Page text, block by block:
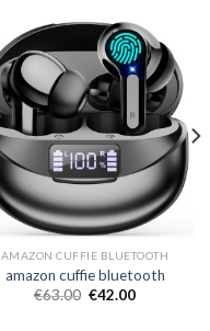
AMAZON CUFFIE BLUETOOTH
amazon cuffie bluetooth
€63.00 €42.00